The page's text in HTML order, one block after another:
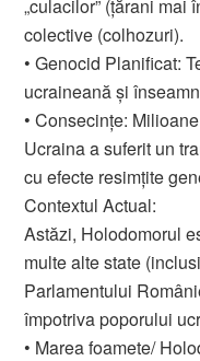
„culacilor” (țărani mai
colective (colhozuri).
• Genocid Planificat:
ucraineană și
• Consecințe:
Ucraina a suferit un
cu efecte resimțite
Contextul Actual:
Astăzi, Holodomorul
multe alte state
Parlamentului
împotriva poporului
• Marea foamete/